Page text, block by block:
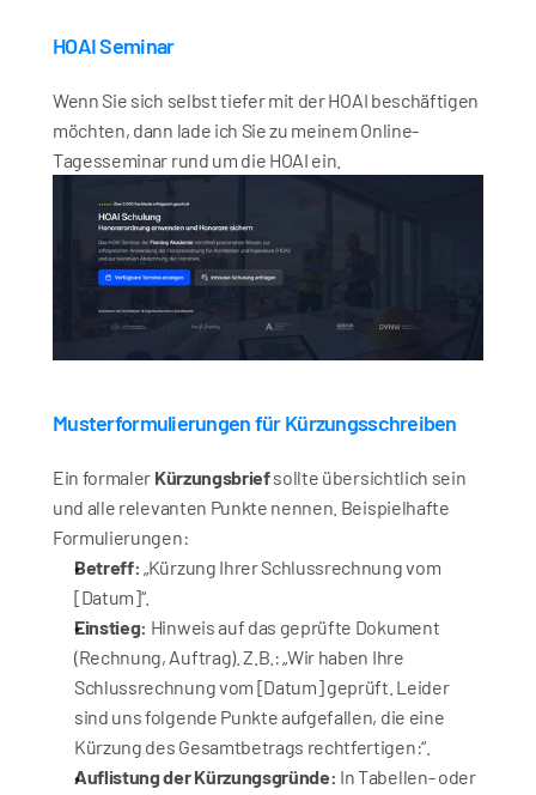
HOAI Seminar
Wenn Sie sich selbst tiefer mit der HOAI beschäftigen
möchten, dann lade ich Sie zu meinem Online-
Tagesseminar rund um die HOAI ein.
Musterformulierungen für Kürzungsschreiben
Ein formaler Kürzungsbrief sollte übersichtlich sein
und alle relevanten Punkte nennen. Beispielhafte
Formulierungen:
Betreff: „Kürzung Ihrer Schlussrechnung vom
[Datum]“.
Einstieg: Hinweis auf das geprüfte Dokument
(Rechnung, Auftrag). Z.B.: „Wir haben Ihre
Schlussrechnung vom [Datum] geprüft. Leider
sind uns folgende Punkte aufgefallen, die eine
Kürzung des Gesamtbetrags rechtfertigen:“.
Auflistung der Kürzungsgründe: In Tabellen- oder